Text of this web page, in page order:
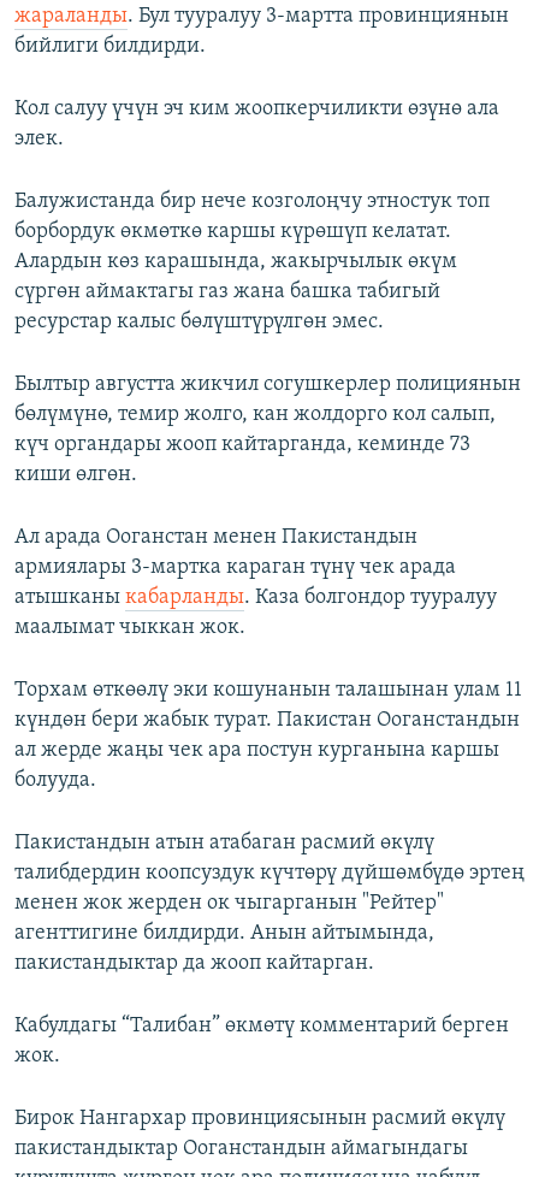
жараланды. Бул тууралуу 3-мартта провинциянын
бийлиги билдирди.
Кол салуу үчүн эч ким жоопкерчиликти өзүнө ала
элек.
Балужистанда бир нече козголоңчу этностук топ
борбордук өкмөткө каршы күрөшүп келатат.
Алардын көз карашында, жакырчылык өкүм
сүргөн аймактагы газ жана башка табигый
ресурстар калыс бөлүштүрүлгөн эмес.
Былтыр августта жикчил согушкерлер полициянын
бөлүмүнө, темир жолго, кан жолдорго кол салып,
күч органдары жооп кайтарганда, кеминде 73
киши өлгөн.
Ал арада Ооганстан менен Пакистандын
армиялары 3-мартка караган түнү чек арада
атышканы кабарланды. Каза болгондор тууралуу
маалымат чыккан жок.
Торхам өткөөлү эки кошунанын талашынан улам 11
күндөн бери жабык турат. Пакистан Ооганстандын
ал жерде жаңы чек ара постун курганына каршы
болууда.
Пакистандын атын атабаган расмий өкүлү
талибдердин коопсуздук күчтөрү дүйшөмбүдө эртең
менен жок жерден ок чыгарганын "Рейтер"
агенттигине билдирди. Анын айтымында,
пакистандыктар да жооп кайтарган.
Кабулдагы “Талибан” өкмөтү комментарий берген
жок.
Бирок Нангархар провинциясынын расмий өкүлү
пакистандыктар Ооганстандын аймагындагы